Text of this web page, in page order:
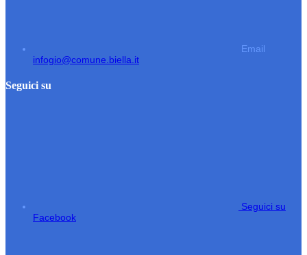
Email
infogio@comune.biella.it
Seguici su
Seguici su
Facebook